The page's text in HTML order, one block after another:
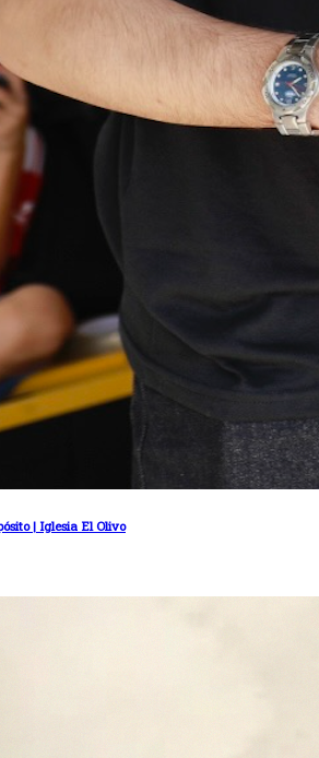
| Iglesia El Olivo